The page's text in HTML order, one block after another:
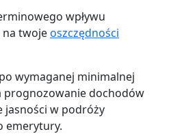
wpływu
na twojeoszczędności
wymaganej minimalnej
prognozowanie dochodów
jasności w podróży
emerytury.